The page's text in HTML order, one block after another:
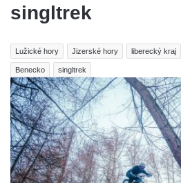
singltrek
Lužické hory Jizerské hory liberecký kraj
Benecko singltrek